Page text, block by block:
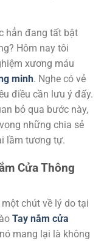
hẳn đang tất bật
Hôm nay tôi
xương máu
minh. Nghe có vẻ
điều cần lưu ý đấy.
bỏ qua bước này,
những chia sẻ
lầm tương tự.
Cửa Thông
chút về lý do tại
Tay nắm cửa
mang lại là không